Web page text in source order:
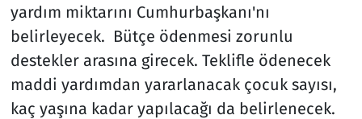
yardım miktarını Cumhurbaşkanı'nı
belirleyecek. Bütçe ödenmesi zorunlu
destekler arasına girecek. Teklifle ödenecek
maddi yardımdan yararlanacak çocuk sayısı,
kaç yaşına kadar yapılacağı da belirlenecek.